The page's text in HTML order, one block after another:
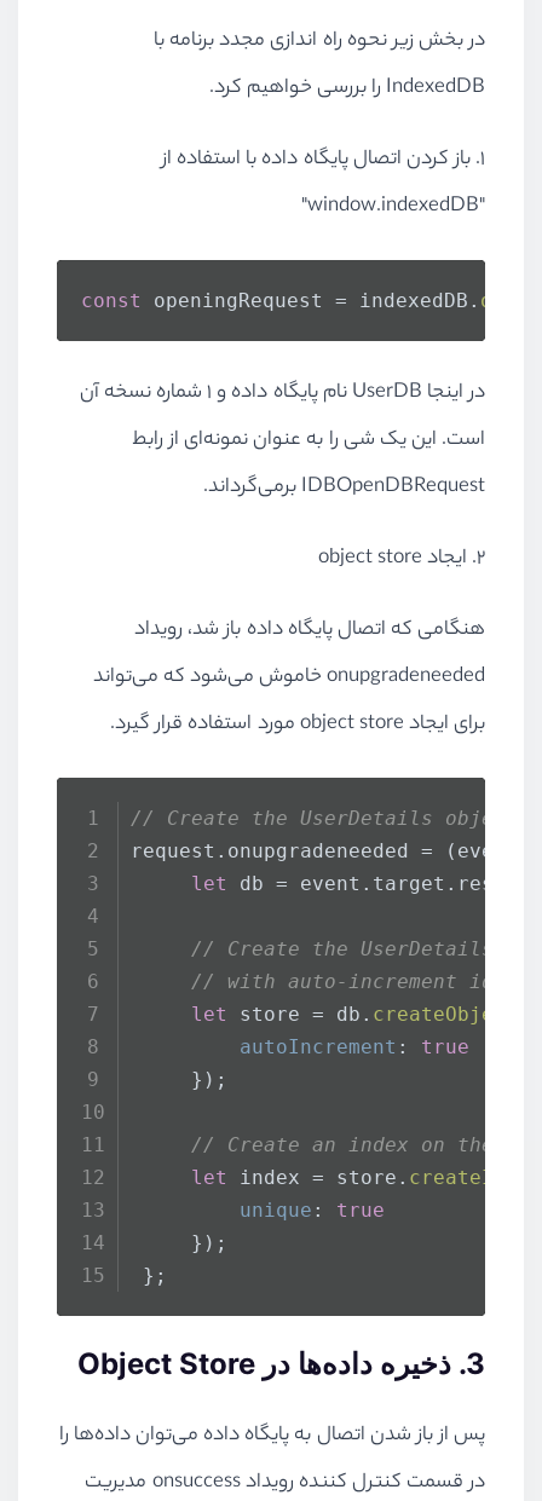
در بخش زیر نحوه راه اندازی مجدد برنامه با
IndexedDB را بررسی خواهیم کرد.
1. باز کردن اتصال پایگاه داده با استفاده از
"
window.indexedDB
"
const openingRequest = indexedDB. open
در اینجا UserDB
نام پایگاه داده و 1 شماره نسخه آن
است. این یک شی را به عنوان نمونه‌ای از رابط
IDBOpenDBRequestبرمی‌گرداند.
2. ایجاد object store
هنگامی که اتصال پایگاه داده باز شد، رویداد
onupgradeneededخاموش می‌شود که می‌تواند
برای ایجادobject storeمورد استفاده قرار گیرد.
// Create the UserDetails object
request. onupgradeneeded = ( event
let
db = event. target . result
// Create the UserDetails
// with auto-increment id
let
store = db.
autoIncrement : true
     });
// Create an index on the
let
index = store. createIndex
unique : true
     });
};
3. ذخیره داده‌ها در Object Store
پس از باز شدن اتصال به پایگاه داده می‌توان داده‌ها را
در قسمت کنترل کننده رویدادonsuccess مدیریت